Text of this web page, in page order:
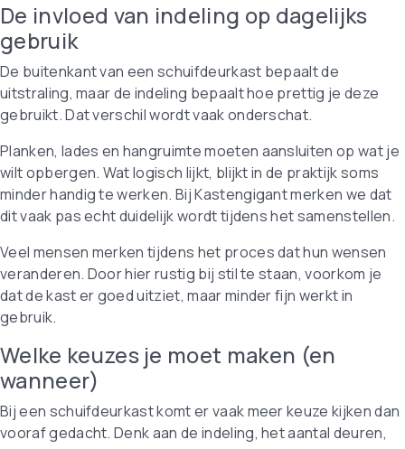
De invloed van indeling op dagelijks
gebruik
De buitenkant van een schuifdeurkast bepaalt de
uitstraling, maar de indeling bepaalt hoe prettig je deze
gebruikt. Dat verschil wordt vaak onderschat.
Planken, lades en hangruimte moeten aansluiten op wat je
wilt opbergen. Wat logisch lijkt, blijkt in de praktijk soms
minder handig te werken. Bij Kastengigant merken we dat
dit vaak pas echt duidelijk wordt tijdens het samenstellen.
Veel mensen merken tijdens het proces dat hun wensen
veranderen. Door hier rustig bij stil te staan, voorkom je
dat de kast er goed uitziet, maar minder fijn werkt in
gebruik.
Welke keuzes je moet maken (en
wanneer)
Bij een schuifdeurkast komt er vaak meer keuze kijken dan
vooraf gedacht. Denk aan de indeling, het aantal deuren,